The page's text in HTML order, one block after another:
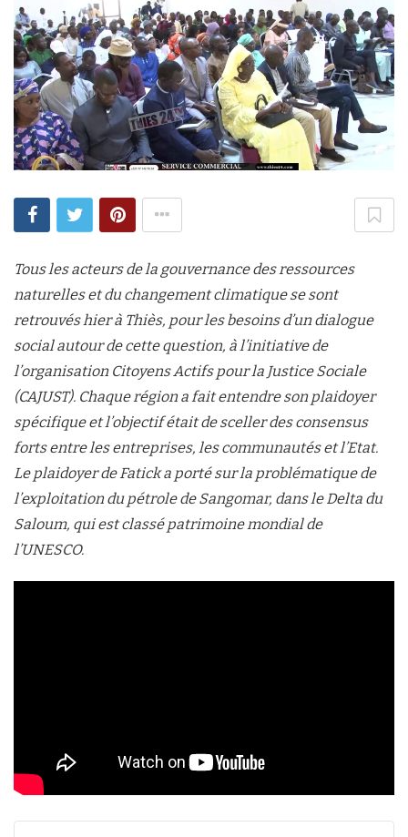
Tous les acteurs de la gouvernance des ressources
naturelles et du changement climatique se sont
retrouvés hier à Thiès, pour les besoins d’un dialogue
social autour de cette question, à l’initiative de
l’organisation Citoyens Actifs pour la Justice Sociale
(CAJUST). Chaque région a fait entendre son plaidoyer
spécifique et l’objectif était de sceller des consensus
forts entre les entreprises, les communautés et l’Etat.
Le plaidoyer de Fatick a porté sur la problématique de
l’exploitation du pétrole de Sangomar, dans le Delta du
Saloum, qui est classé patrimoine mondial de
l’UNESCO.